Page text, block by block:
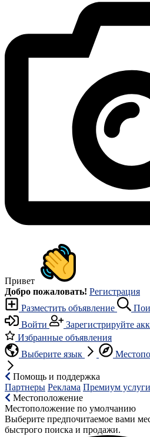
Привет
Добро пожаловать! Регистрация
Разместить объявление
Войти
Зарегистрируйте
Избранные объявления
Выберите язык
Помощь и поддержка
Партнеры Реклама Премиум услуги
Местоположение
Местоположение по умолчанию
Выберите предпочитаемое вами
быстрого поиска и продажи.